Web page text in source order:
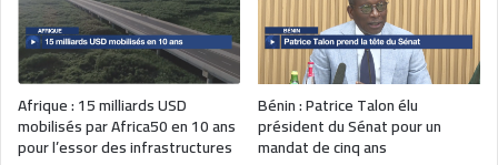
Afrique : 15 milliards USD
mobilisés par Africa50 en 10 ans
pour l’essor des infrastructures
Bénin : Patrice Talon élu
président du Sénat pour un
mandat de cinq ans